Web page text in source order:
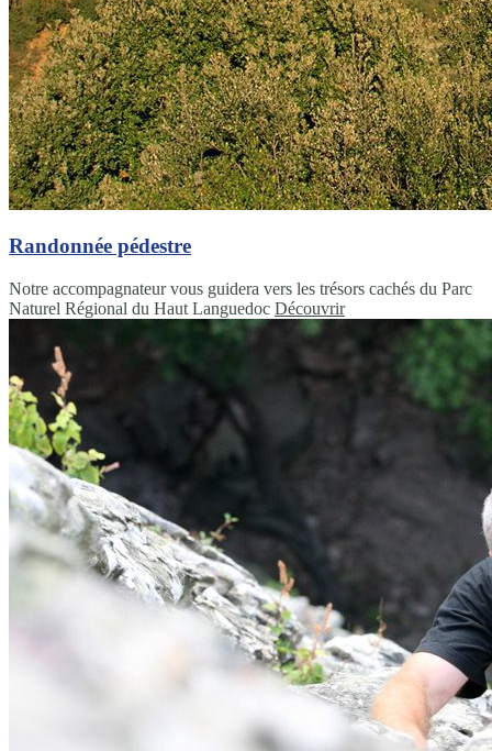
Randonnée pédestre
Notre accompagnateur vous guidera vers les trésors cachés du Parc
Naturel Régional du Haut Languedoc Découvrir